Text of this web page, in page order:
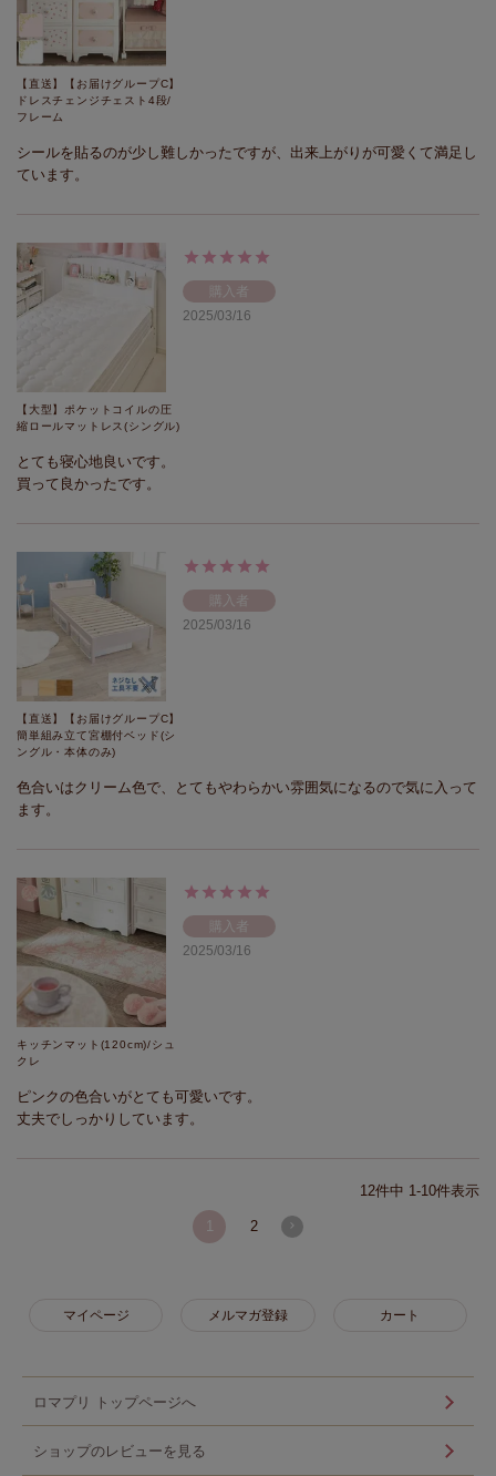
【直送】【お届けグループC】
ドレスチェンジチェスト4段/
フレーム
シールを貼るのが少し難しかったですが、出来上がりが可愛くて満足し
ています。
【大型】ポケットコイルの圧
縮ロールマットレス(シングル)
購入者
2025/03/16
とても寝心地良いです。
買って良かったです。
【直送】【お届けグループC】
簡単組み立て宮棚付ベッド(シ
ングル・本体のみ)
購入者
2025/03/16
色合いはクリーム色で、とてもやわらかい雰囲気になるので気に入って
ます。
キッチンマット(120cm)/シュ
クレ
購入者
2025/03/16
ピンクの色合いがとても可愛いです。
12件中 1-10件表示
1 2
マイページ メルマガ登録 カート
ロマプリ トップページへ
ショップのレビューを見る